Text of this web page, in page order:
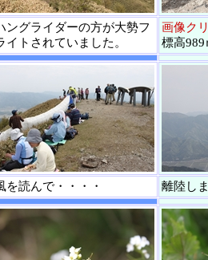
ングライダーの方が大勢フ
イトされていました。
画像ク
標高989
を読んで・・・・ 離陸し